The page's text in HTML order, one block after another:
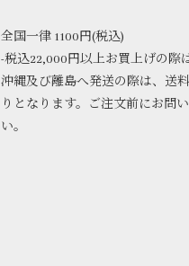
全国一律 1100円(税込)
-税込22,000円以上お買上げの際
沖縄及び離島へ発送の際は、送
りとなります。ご注文前にお問
い。